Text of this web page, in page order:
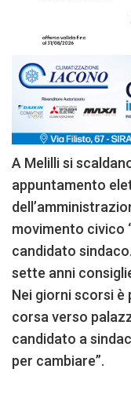
A Melilli si
appuntamento
movimento civico
candidato
sette anni
Nei giorni scorsi
corsa verso
candidato a
per cambiare”.